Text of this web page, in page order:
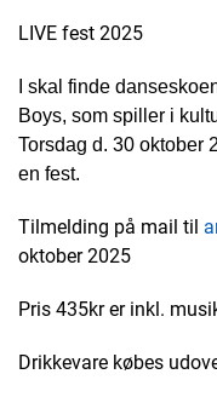
LIVE fest 2025
I skal finde
Boys, som spiller i
Torsdag d. 30 oktober
en fest.
Tilmelding på mail til
oktober 2025
Pris 435kr er inkl.
Drikkevare købes